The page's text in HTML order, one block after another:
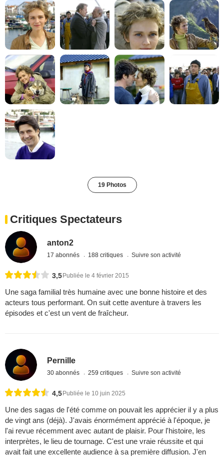
19 Photos
Critiques Spectateurs
anton2
17 abonnés 188 critiques Suivre son activité
3,5 Publiée le 4 février 2015
Une saga familial très humaine avec une bonne histoire et des
acteurs tous performant. On suit cette aventure à travers les
épisodes et c'est un vent de fraîcheur.
Pernille
30 abonnés 259 critiques Suivre son activité
4,5 Publiée le 10 juin 2025
Une des sagas de l'été comme on pouvait les apprécier il y a plus
de vingt ans (déjà). J'avais énormément apprécié à l'époque, je
l'ai revue récemment avec autant de plaisir. Pour l'histoire, les
interprètes, le lieu de tournage. C'est une vraie réussite et qui
avait fait une excellente audience à sa première diffusion. J'en